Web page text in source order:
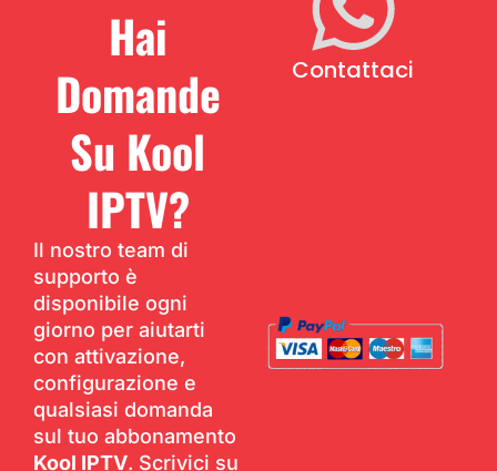
Hai
Domande
Su Kool
IPTV?
Il nostro team di
supporto è
disponibile ogni
giorno per aiutarti
con attivazione,
configurazione e
qualsiasi domanda
sul tuo abbonamento
Kool IPTV. Scrivici su
Contattaci